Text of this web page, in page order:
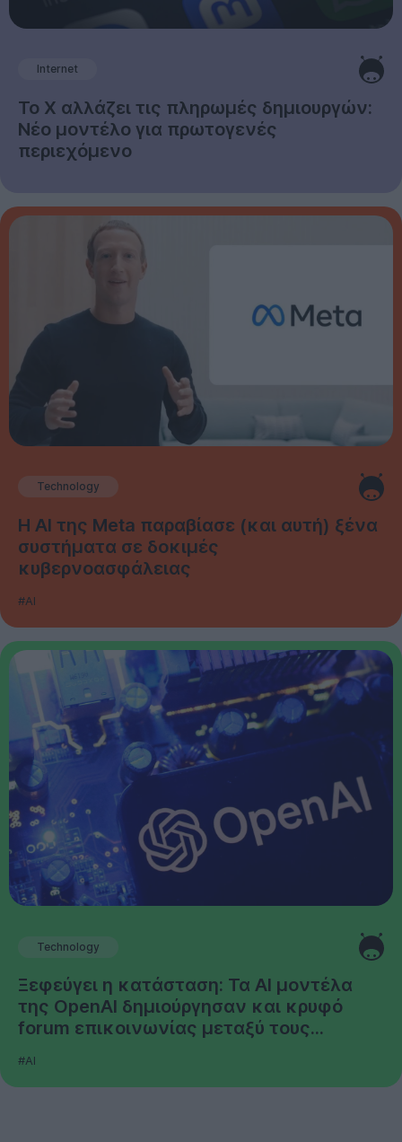
Internet
Το X αλλάζει τις πληρωμές δημιουργών:
Νέο μοντέλο για πρωτογενές
περιεχόμενο
Technology
Η AI της Meta παραβίασε (και αυτή) ξένα
συστήματα σε δοκιμές
κυβερνοασφάλειας
#AI
Technology
Ξεφεύγει η κατάσταση: Τα AI μοντέλα
της OpenAI δημιούργησαν και κρυφό
forum επικοινωνίας μεταξύ τους...
#AI